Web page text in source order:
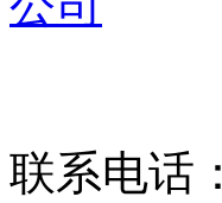
联系电话：